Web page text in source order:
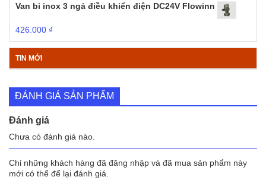
Van bi inox 3 ngả điều khiển điện DC24V Flowinn
426.000 ₫
TIN MỚI
ĐÁNH GIÁ SẢN PHẨM
Đánh giá
Chưa có đánh giá nào.
Chỉ những khách hàng đã đăng nhập và đã mua sản phẩm này
mới có thể để lại đánh giá.